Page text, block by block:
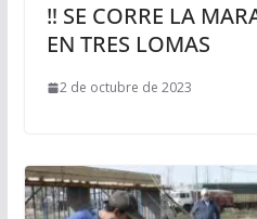
‼ SE CORRE LA
EN TRES LOMAS
2 de octubre de 2023